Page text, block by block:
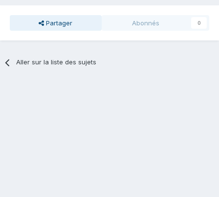
Partager Abonnés 0
Aller sur la liste des sujets